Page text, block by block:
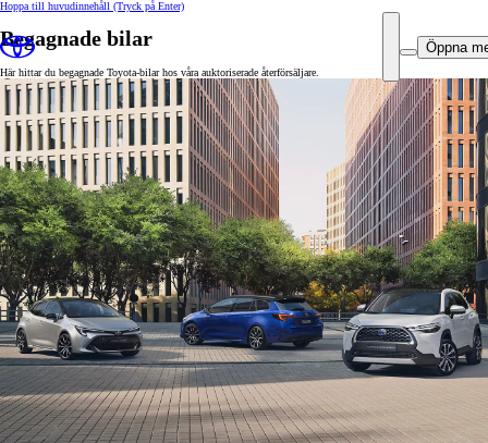
Hoppa till huvudinnehåll (Tryck på Enter)
Öppna
Begagnade bilar
Här hittar du begagnade Toyota-bilar hos våra auktoriserade återförsäljare.